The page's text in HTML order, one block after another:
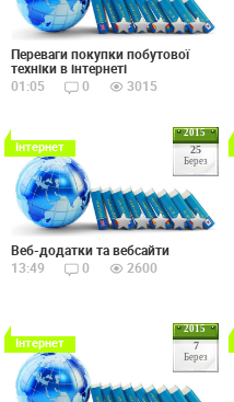
Переваги покупки побутової
техніки в інтернеті
01:05
0 3015
2015
25
Берез
Інтернет
Веб-додатки та вебсайти
13:49
0 2600
2015
7
Берез
Інтернет